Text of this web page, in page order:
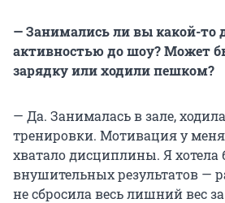
— Занимались ли вы какой-то
активностью до шоу? Может
зарядку или ходили пешком?
— Да. Занималась в зале,
тренировки. Мотивация у
хватало дисциплины. Я
внушительных результатов —
не сбросила весь лишний вес